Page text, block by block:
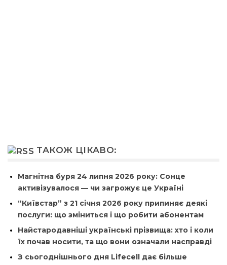
ТАКОЖ ЦІКАВО:
Магнітна буря 24 липня 2026 року: Сонце
активізувалося — чи загрожує це Україні
“Київстар” з 21 січня 2026 року припиняє деякі
послуги: що зміниться і що робити абонентам
Найстародавніші українські прізвища: хто і коли
їх почав носити, та що вони означали насправді
З сьогоднішнього дня Lifecell дає більше